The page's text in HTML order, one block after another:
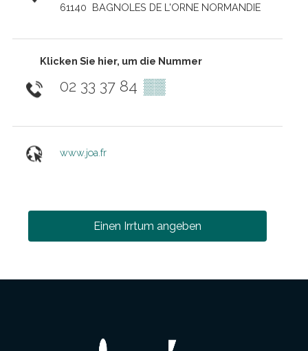
61140 BAGNOLES DE L'ORNE NORMANDIE
Klicken Sie hier, um die Nummer
02 33 37 84 ▒▒
www.joa.fr
Einen Irrtum angeben